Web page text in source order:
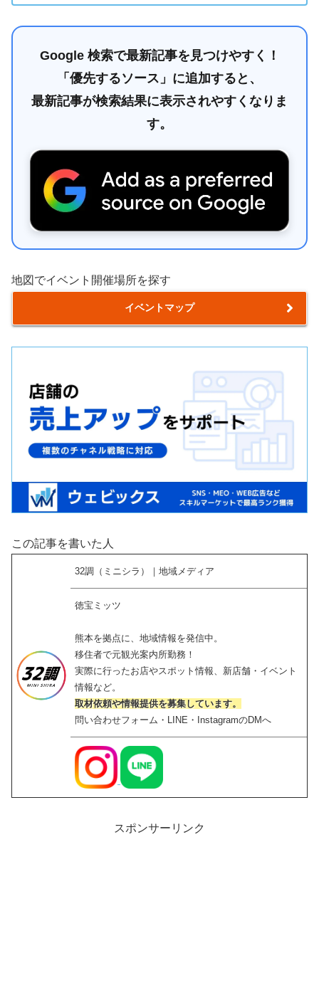
Google 検索で最新記事を見つけやすく！
「優先するソース」に追加すると、
最新記事が検索結果に表示されやすくなりま
す。
地図でイベント開催場所を探す
イベントマップ
この記事を書いた人
32調（ミニシラ）｜地域メディア
徳宝ミッツ
熊本を拠点に、地域情報を発信中。
移住者で元観光案内所勤務！
実際に行ったお店やスポット情報、新店舗・イベント
情報など。
取材依頼や情報提供を募集しています。
問い合わせフォーム・LINE・InstagramのDMへ
スポンサーリンク